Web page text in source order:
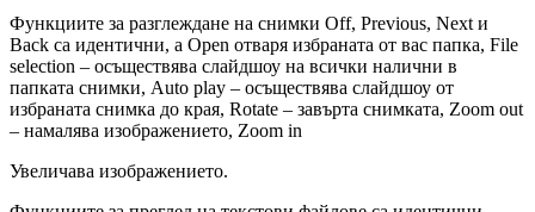
Функциите за разглеждане на снимки Off, Previous, Next и
Back са идентични, а Open отваря избраната от вас папка, File
selection – осъществява слайдшоу на всички налични в
папката снимки, Auto play – осъществява слайдшоу от
избраната снимка до края, Rotate – завърта снимката, Zoom out
– намалява изображението, Zoom in
Увеличава изображението.